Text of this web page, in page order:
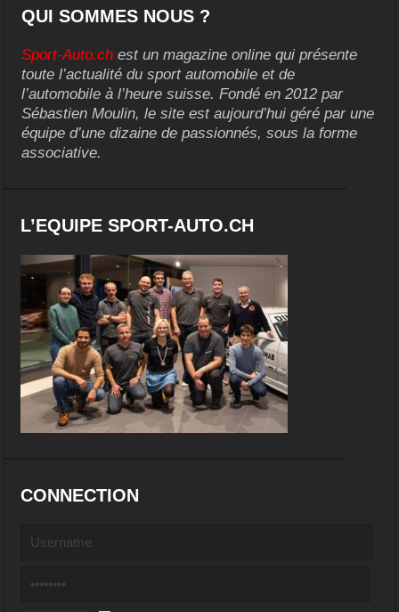
QUI SOMMES NOUS ?
Sport-Auto.ch est un magazine online qui présente
toute l’actualité du sport automobile et de
l’automobile à l’heure suisse. Fondé en 2012 par
Sébastien Moulin, le site est aujourd’hui géré par une
équipe d’une dizaine de passionnés, sous la forme
associative.
L’EQUIPE SPORT-AUTO.CH
CONNECTION